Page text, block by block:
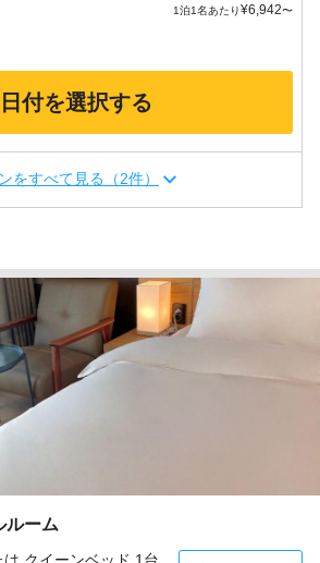
1泊1名あたり¥6,942〜
日付を選択する
をすべて見る（2件）
ルーム